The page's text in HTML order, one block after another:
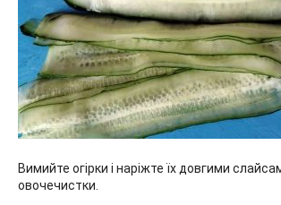
Вимийте огірки і наріжте їх довгими
овочечистки.